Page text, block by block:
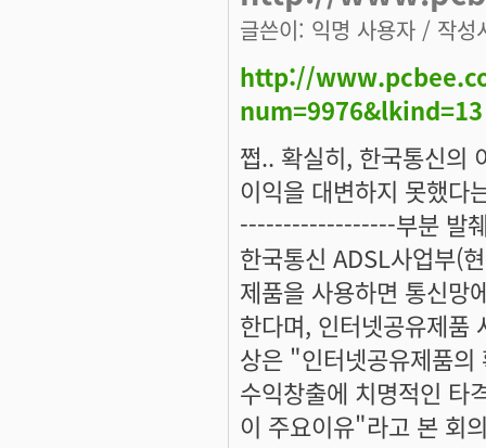
글쓴이: 익명 사용자 / 작성
http://
num=9976&lkind=13
쩝.. 확실히, 한국통신의
이익을 대변하지 못했다
------------------부분 발
한국통신 ADSL사업부(
제품을 사용하면 통신망
한다며, 인터넷공유제품
상은 "인터넷공유제품의
수익창출에 치명적인 타
이 주요이유"라고 본 회